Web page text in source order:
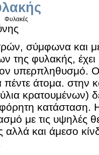
Φυλακές
σύμφωνα και με
φυλακής, έχει
υπερπληθυσμό. Οι
άτομα. στην
κρατουμένων)
κατάσταση.
με τις υψηλές
και άμεσο